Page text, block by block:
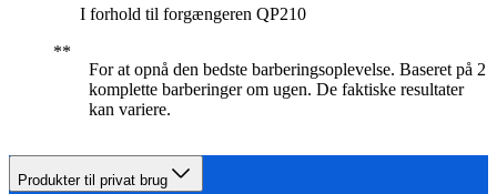
I forhold til forgængeren QP210
For at opnå den bedste barberingsoplevelse. Baseret på 2
komplette barberinger om ugen. De faktiske resultater
kan variere.
Produkter til privat brug